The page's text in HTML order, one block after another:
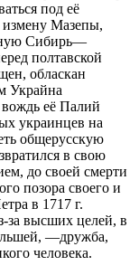
под её
измену Мазепы,
Сибирь—
полтавской
обласкан
Украйна
её Палий
украинцев на
общерусскую
в свою
до своей смерти
позора своего и
в 1717 г.
за высших целей, в
—дружба,
человека.